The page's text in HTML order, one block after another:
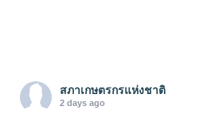
สภาเกษตรกรแห่งชาติ
2 days ago